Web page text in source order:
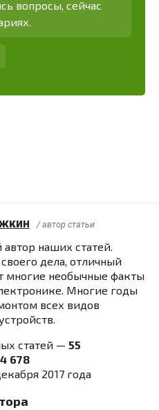
вопросы, сейчас
/ автор статьи
наших статей.
дела, отличный
многие необычные факты
Многие годы
всех видов
статей — 55
678
2017 года